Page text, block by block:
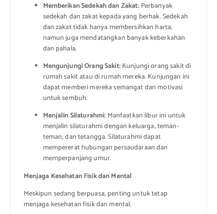
Memberikan Sedekah dan Zakat: Perbanyak
sedekah dan zakat kepada yang berhak. Sedekah
dan zakat tidak hanya membersihkan harta,
namun juga mendatangkan banyak keberkahan
dan pahala.
Mengunjungi Orang Sakit:Kunjungi orang sakit di
rumah sakit atau di rumah mereka. Kunjungan ini
dapat memberi mereka semangat dan motivasi
untuk sembuh.
Menjalin Silaturahmi: Manfaatkan libur ini untuk
menjalin silaturahmi dengan keluarga, teman-
teman, dan tetangga. Silaturahmi dapat
mempererat hubungan persaudaraan dan
memperpanjang umur.
Menjaga Kesehatan Fisik dan Mental
Meskipun sedang berpuasa, penting untuk tetap
menjaga kesehatan fisik dan mental.